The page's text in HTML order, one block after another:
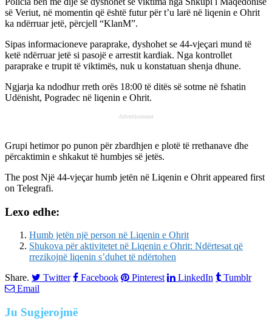
së Veriut, në momentin që është futur për t’u larë në liqenin e Ohrit
ka ndërruar jetë, përcjell “KlanM”.
Sipas informacioneve paraprake, dyshohet se 44-vjeçari mund të
ketë ndërruar jetë si pasojë e arrestit kardiak. Nga kontrollet
paraprake e trupit të viktimës, nuk u konstatuan shenja dhune.
Ngjarja ka ndodhur rreth orës 18:00 të ditës së sotme në fshatin
Udënisht, Pogradec në liqenin e Ohrit.
Advertisement
Grupi hetimor po punon për zbardhjen e plotë të rrethanave dhe
përcaktimin e shkakut të humbjes së jetës.
The post Një 44-vjeçar humb jetën në Liqenin e Ohrit appeared first
on Telegrafi.
Lexo edhe:
Humb jetën një person në Liqenin e Ohrit
Shukova për aktivitetet në Liqenin e Ohrit: Ndërtesat që
rrezikojnë liqenin s’duhet të ndërtohen
Share.
Twitter Facebook Pinterest LinkedIn
Tumblr
Email
Ju Sugjerojmë